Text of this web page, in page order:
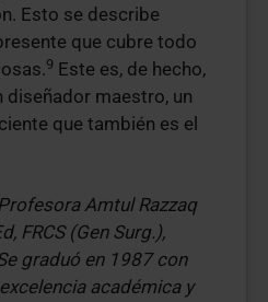
Esto se describe
que cubre todo
9 Este es, de hecho,
diseñador maestro, un
que también es el
Amtul Razzaq
FRCS (Gen Surg.),
graduó en 1987 con
académica y